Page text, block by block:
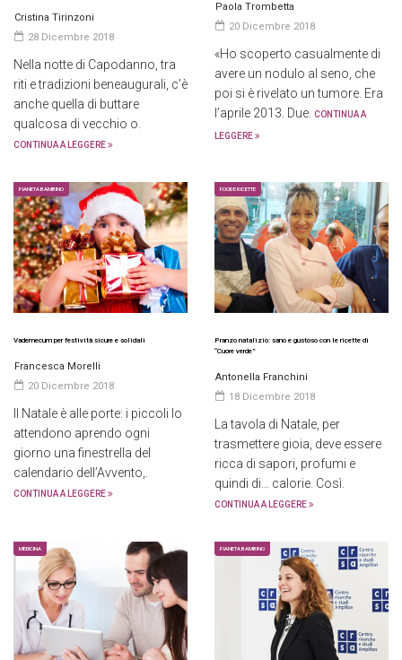
Cristina Tirinzoni
28 Dicembre 2018
Nella notte di Capodanno, tra
riti e tradizioni beneaugurali, c’è
anche quella di buttare
qualcosa di vecchio o.
CONTINUA A LEGGERE
Paola Trombetta
20 Dicembre 2018
«Ho scoperto casualmente di
avere un nodulo al seno, che
poi si è rivelato un tumore. Era
l’aprile 2013. Due. CONTINUA A
LEGGERE
PIANETA BAMBINO
Vademecum per festività sicure e solidali
Francesca Morelli
20 Dicembre 2018
Il Natale è alle porte: i piccoli lo
attendono aprendo ogni
giorno una finestrella del
calendario dell’Avvento,.
CONTINUA A LEGGERE
FOOD E RICETTE
Pranzo natalizio: sano e gustoso con le ricette di
“Cuore verde”
Antonella Franchini
18 Dicembre 2018
La tavola di Natale, per
trasmettere gioia, deve essere
ricca di sapori, profumi e
quindi di… calorie. Così.
CONTINUA A LEGGERE
MEDICINA PIANETA BAMBINO